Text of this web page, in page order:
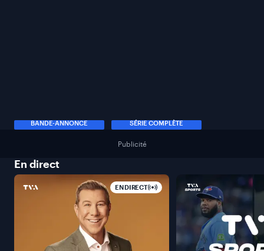
BANDE-ANNONCE SÉRIE COMPLÈTE
Publicité
En direct
EN DIRECT